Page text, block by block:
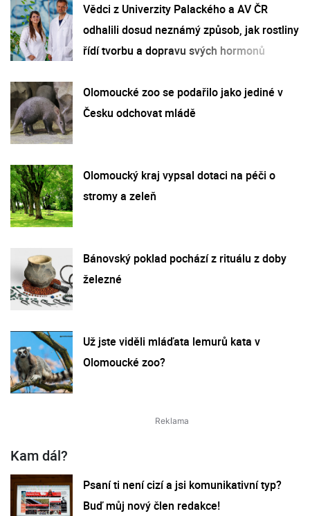
Vědci z Univerzity Palackého a AV ČR
odhalili dosud neznámý způsob, jak rostliny
řídí tvorbu a dopravu svých hormonů
Olomoucké zoo se podařilo jako jediné v
Česku odchovat mládě
Olomoucký kraj vypsal dotaci na péči o
stromy a zeleň
Bánovský poklad pochází z rituálu z doby
železné
Už jste viděli mláďata lemurů kata v
Olomoucké zoo?
Kam dál?
Psaní ti není cizí a jsi komunikativní typ?
Buď můj nový člen redakce!